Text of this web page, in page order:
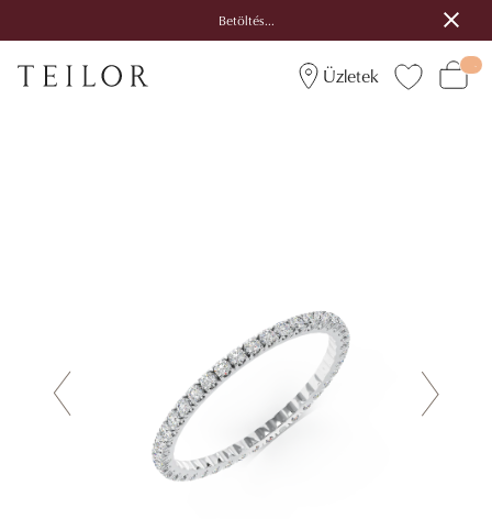
Betöltés...
Üzletek